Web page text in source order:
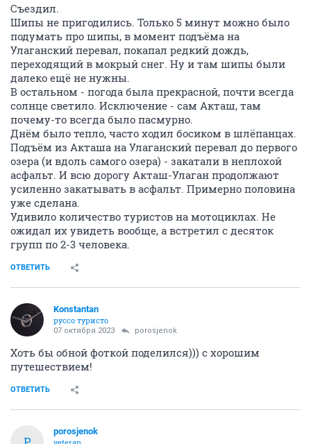
Съездил.
Шипы не пригодились. Только 5 минут можно было
подумать про шипы, в момент подъёма на
Улаганский перевал, покапал редкий дождь,
переходящий в мокрый снег. Ну и там шипы были
далеко ещё не нужны.
В остальном - погода была прекрасной, почти всегда
солнце светило. Исключение - сам Акташ, там
почему-то всегда было пасмурно.
Днём было тепло, часто ходил босиком в шлёпанцах.
Подъём из Акташа на Улаганский перевал до первого
озера (и вдоль самого озера) - закатали в неплохой
асфальт. И всю дорогу Акташ-Улаган продолжают
усиленно закатывать в асфальт. Примерно половина
уже сделана.
Удивило количество туристов на мотоциклах. Не
ожидал их увидеть вообще, а встретил с десяток
групп по 2-3 человека.
ОТВЕТИТЬ
Konstantan
руссо туристо
07 октября 2023 porosjenok
Хоть бы обной фоткой поделился))) с хорошим
путешествием!
ОТВЕТИТЬ
porosjenok